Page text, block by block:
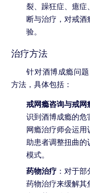
裂、躁狂症、癔症
断与治疗，对戒酒
验。
治疗方法
针对酒博成瘾问
方法，具体包括：
戒网瘾咨询与戒网
识到酒博成瘾的危
网瘾治疗师会运
助患者调整扭曲的
模式。
药物治疗 ：对于
药物治疗来缓解其